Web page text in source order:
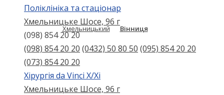
Хмельницький Вінниця
Поліклініка та стаціонар
Хмельницьке Шосе, 96 г
(098) 854 20 20
(098) 854 20 20 (0432) 50 80 50 (095) 854 20 20
(073) 854 20 20
Хірургія da Vinci X/Xі
Хмельницьке Шосе, 96 г